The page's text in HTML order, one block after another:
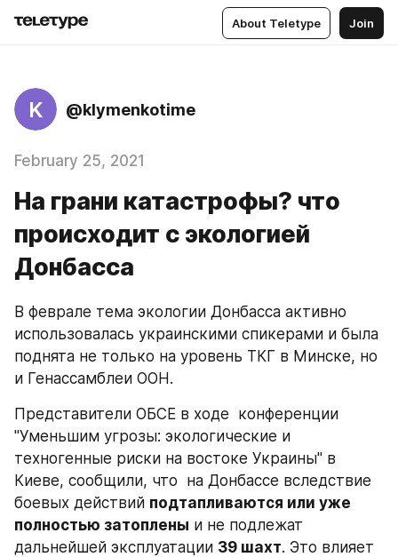
About Teletype Join
K @klymenkotime
February 25, 2021
На грани катастрофы? что
происходит с экологией
Донбасса
В феврале тема экологии Донбасса активно
использовалась украинскими спикерами и была
поднята не только на уровень ТКГ в Минске, но
и Генассамблеи ООН.
Представители ОБСЕ в ходе  конференции
"Уменьшим угрозы: экологические и
техногенные риски на востоке Украины" в
Киеве, сообщили, что  на Донбассе вследствие
боевых действий подтапливаются или уже
полностью затоплены и не подлежат
дальнейшей эксплуатации 39 шахт. Это влияет